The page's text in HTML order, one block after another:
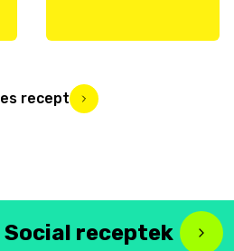
recept
receptek